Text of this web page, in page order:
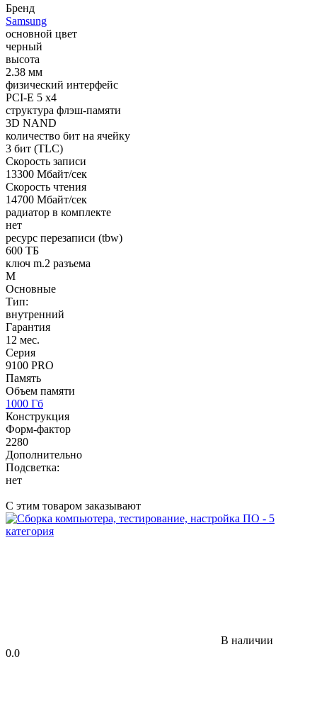
Бренд
Samsung
основной цвет
черный
высота
2.38 мм
физический интерфейс
PCI-E 5 x4
структура флэш-памяти
3D NAND
количество бит на ячейку
3 бит (TLC)
Cкорость записи
13300 Мбайт/сек
Cкорость чтения
14700 Мбайт/сек
радиатор в комплекте
нет
ресурс перезаписи (tbw)
600 ТБ
ключ m.2 разъема
M
Основные
Тип:
внутренний
Гарантия
12 мес.
Серия
9100 PRO
Память
Объем памяти
1000 Гб
Конструкция
Форм-фактор
2280
Дополнительно
Подсветка:
нет
С этим товаром заказывают
В наличии
0.0